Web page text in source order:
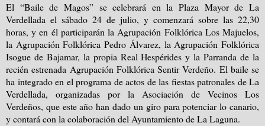
El “Baile de Magos” se celebrará en la Plaza Mayor de La
Verdellada el sábado 24 de julio, y comenzará sobre las 22,30
horas, y en él participarán la Agrupación Folklórica Los Majuelos,
la Agrupación Folklórica Pedro Álvarez, la Agrupación Folklórica
Isogue de Bajamar, la propia Real Hespérides y la Parranda de la
recién estrenada Agrupación Folklórica Sentir Verdeño. El baile se
ha integrado en el programa de actos de las fiestas patronales de La
Verdellada, organizadas por la Asociación de Vecinos Los
Verdeños, que este año han dado un giro para potenciar lo canario,
y contará con la colaboración del Ayuntamiento de La Laguna.